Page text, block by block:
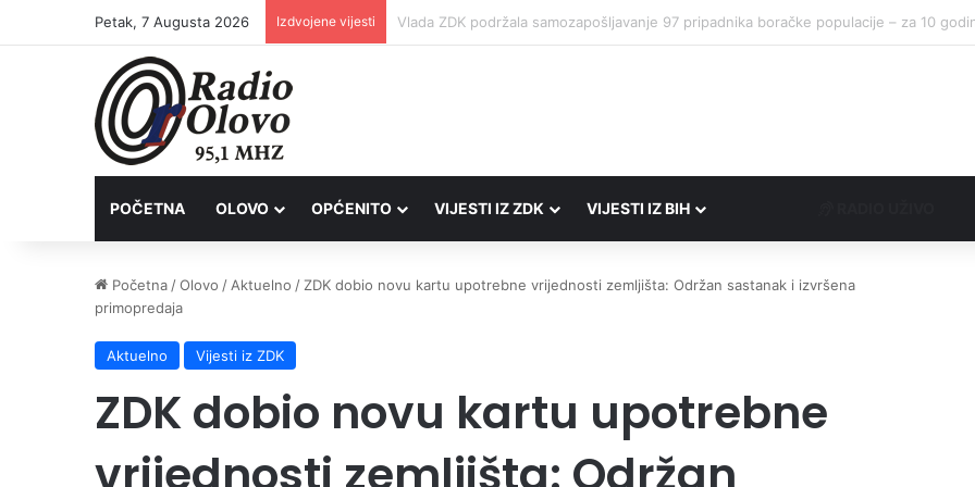
Petak, 7 Augusta 2026 Izdvojene vijesti
POČETNA OLOVO OPĆENITO VIJESTI IZ ZDK VIJESTI IZ BIH
Početna /Olovo / Aktuelno / ZDK dobio novu kartu upotrebne vrijednosti zemljišta: Održan sastanak i izvršena
primopredaja
Aktuelno Vijesti iz ZDK
ZDK dobio novu kartu upotrebne
vrijednosti zemljišta: Održan